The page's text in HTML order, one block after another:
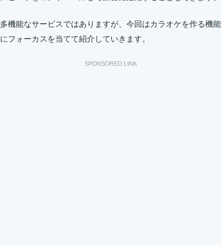
多機能なサービスではありますが、今回はカラオケを作る機能
にフォーカスを当てて紹介していきます。
SPONSORED LINK